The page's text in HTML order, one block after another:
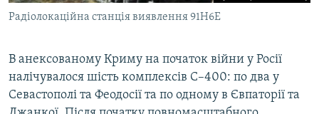
Радіолокаційна станція виявлення 91Н6Е
В анексованому Криму на початок війни у Росії
налічувалося шість комплексів С–400: по два у
Севастополі та Феодосії та по одному в Євпаторії та